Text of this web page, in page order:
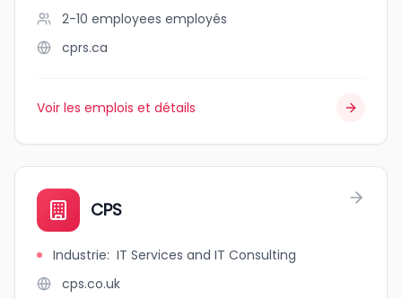
2-10 employees employés
cprs.ca
Voir les emplois et détails
CPS
Industrie: IT Services and IT Consulting
cps.co.uk